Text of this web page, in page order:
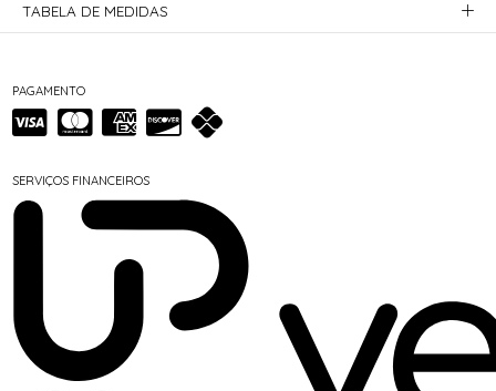
PAGAMENTO
SERVIÇOS FINANCEIROS
TABELA DE MEDIDAS